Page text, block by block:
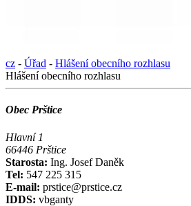
cz - Úřad - Hlášení obecního rozhlasu
Hlášení obecního rozhlasu
Obec Prštice
Hlavní 1
66446 Prštice
Starosta: Ing. Josef Daněk
Tel: 547 225 315
E-mail: prstice@prstice.cz
IDDS: vbganty